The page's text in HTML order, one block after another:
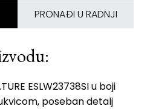
PRONAĐI U RADNJI
ESLW23738SI u boji
poseban detalj